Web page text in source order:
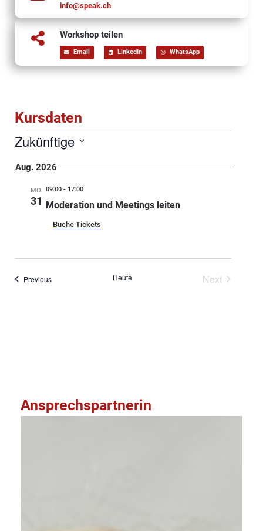
info@speak.ch
Workshop teilen
Email LinkedIn WhatsApp
Kursdaten
Zukünftige
date.
Aug. 2026
MO.
31
09:00- 17:00
Moderation und Meetings leiten
Buche Tickets
PreviousVeranstaltungen Heute Next
Ansprechspartnerin